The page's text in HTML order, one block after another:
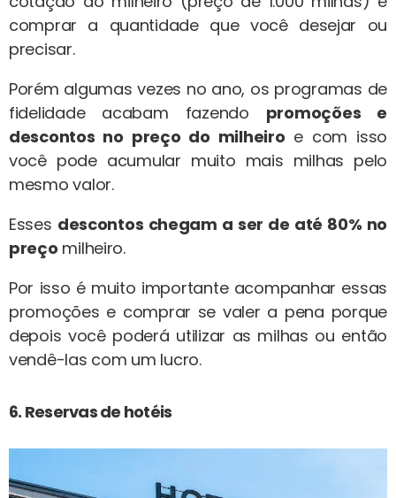
comprar a quantidade que você desejar ou
precisar.
Porém algumas vezes no ano, os programas de
fidelidade acabam fazendo promoções e
descontos no preço do milheiro e com isso
você pode acumular muito mais milhas pelo
mesmo valor.
Esses descontos chegam a ser de até 80% no
preço milheiro.
Por isso é muito importante acompanhar essas
promoções e comprar se valer a pena porque
depois você poderá utilizar as milhas ou então
vendê-las com um lucro.
6. Reservas de hotéis